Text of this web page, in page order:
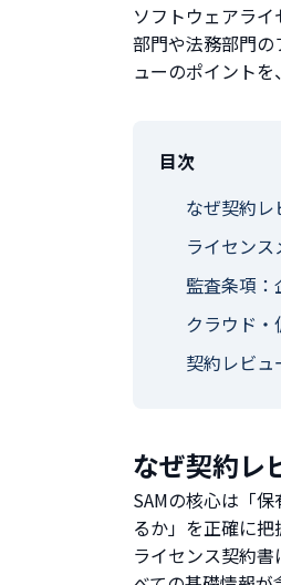
ソフトウェアラ
部門や法務部門
ューのポイントを
目次
なぜ契約レ
ライセン
監査条項
クラウド
契約レビ
なぜ契約レ
SAMの核心は「
るか」を正確に把
ライセンス契約